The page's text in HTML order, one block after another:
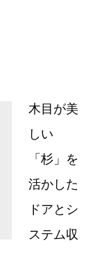
木目が美
しい
「杉」を
活かした
ドアとシ
ステム収